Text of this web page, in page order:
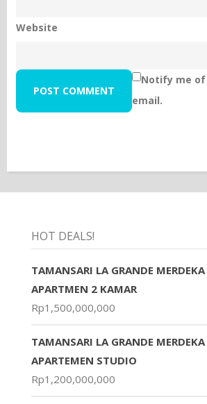
Website
Notify me
email.
HOT DEALS!
TAMANSARI LA GRANDE MERDEKA
APARTMEN 2 KAMAR
Rp1,500,000,000
TAMANSARI LA GRANDE MERDEKA
APARTEMEN STUDIO
Rp1,200,000,000